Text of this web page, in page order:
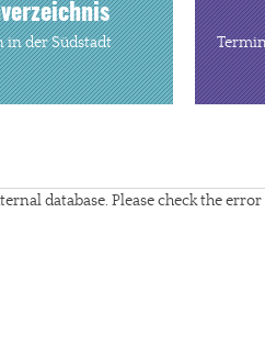
in der Südstadt
database. Please check the error